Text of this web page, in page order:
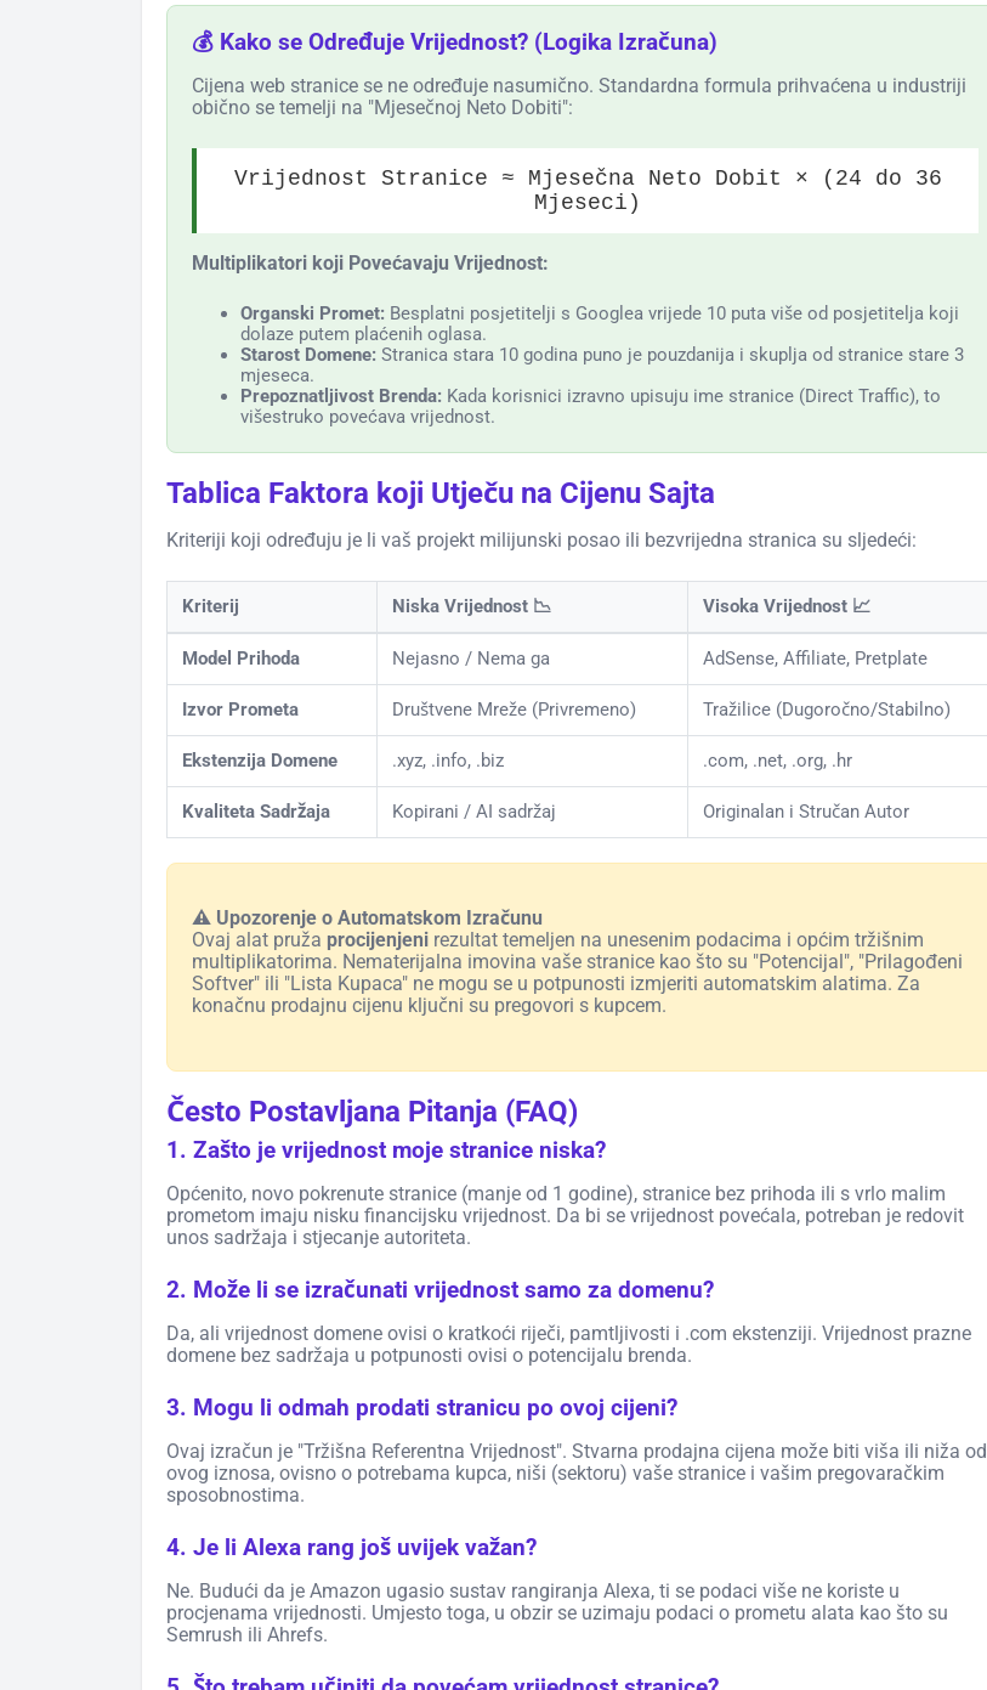
💰 Kako se Određuje Vrijednost? (Logika Izračuna)
Cijena web stranice se ne određuje nasumično. Standardna formula prihvaćena u industriji
obično se temelji na "Mjesečnoj Neto Dobiti":
Vrijednost Stranice ≈ Mjesečna Neto Dobit × (24 do 36
Mjeseci)
Multiplikatori koji Povećavaju Vrijednost:
Organski Promet: Besplatni posjetitelji s Googlea vrijede 10 puta više od posjetitelja koji
dolaze putem plaćenih oglasa.
Starost Domene: Stranica stara 10 godina puno je pouzdanija i skuplja od stranice stare 3
mjeseca.
Prepoznatljivost Brenda: Kada korisnici izravno upisuju ime stranice (Direct Traffic), to
višestruko povećava vrijednost.
Tablica Faktora koji Utječu na Cijenu Sajta
Kriteriji koji određuju je li vaš projekt milijunski posao ili bezvrijedna stranica su sljedeći:
Kriterij Niska Vrijednost 📉 Visoka Vrijednost 📈
Model Prihoda Nejasno / Nema ga AdSense, Affiliate, Pretplate
Izvor Prometa Društvene Mreže (Privremeno) Tražilice (Dugoročno/Stabilno)
Ekstenzija Domene .xyz, .info, .biz .com, .net, .org, .hr
Kvaliteta Sadržaja Kopirani / AI sadržaj Originalan i Stručan Autor
⚠️ Upozorenje o Automatskom Izračunu
Ovaj alat pruža procijenjeni rezultat temeljen na unesenim podacima i općim tržišnim
multiplikatorima. Nematerijalna imovina vaše stranice kao što su "Potencijal", "Prilagođeni
Softver" ili "Lista Kupaca" ne mogu se u potpunosti izmjeriti automatskim alatima. Za
konačnu prodajnu cijenu ključni su pregovori s kupcem.
Često Postavljana Pitanja (FAQ)
1. Zašto je vrijednost moje stranice niska?
Općenito, novo pokrenute stranice (manje od 1 godine), stranice bez prihoda ili s vrlo malim
prometom imaju nisku financijsku vrijednost. Da bi se vrijednost povećala, potreban je redovit
unos sadržaja i stjecanje autoriteta.
2. Može li se izračunati vrijednost samo za domenu?
Da, ali vrijednost domene ovisi o kratkoći riječi, pamtljivosti i .com ekstenziji. Vrijednost prazne
domene bez sadržaja u potpunosti ovisi o potencijalu brenda.
3. Mogu li odmah prodati stranicu po ovoj cijeni?
Ovaj izračun je "Tržišna Referentna Vrijednost". Stvarna prodajna cijena može biti viša ili niža od
ovog iznosa, ovisno o potrebama kupca, niši (sektoru) vaše stranice i vašim pregovaračkim
sposobnostima.
4. Je li Alexa rang još uvijek važan?
Ne. Budući da je Amazon ugasio sustav rangiranja Alexa, ti se podaci više ne koriste u
procjenama vrijednosti. Umjesto toga, u obzir se uzimaju podaci o prometu alata kao što su
Semrush ili Ahrefs.